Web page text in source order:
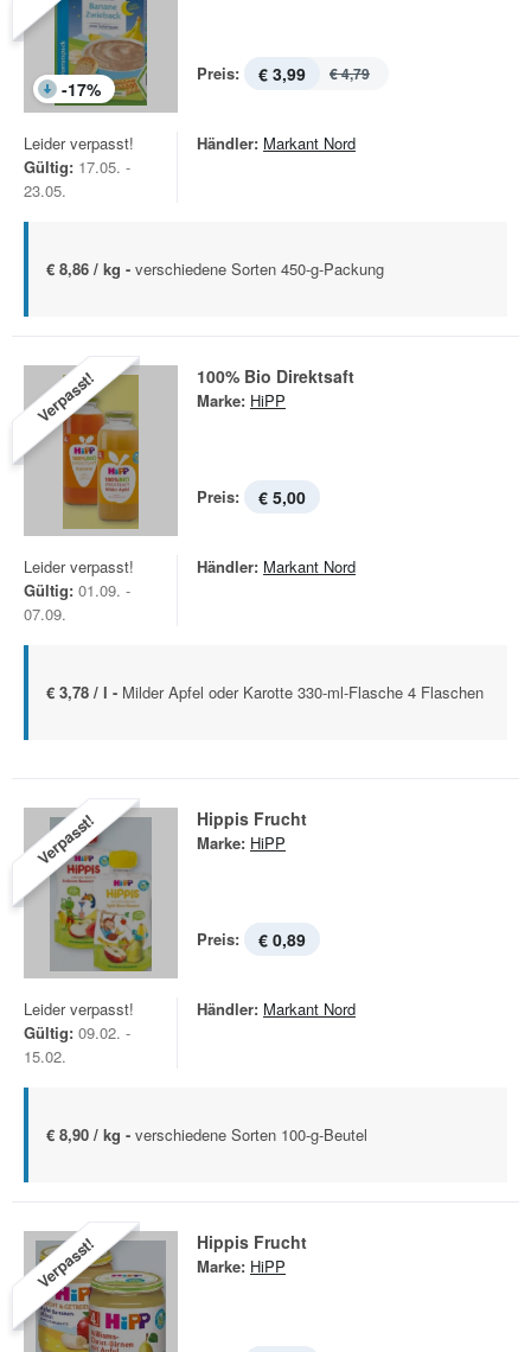
-17%
Preis: € 3,99 € 4,79
Leider verpasst!
Gültig: 17.05. -
23.05.
Händler: Markant Nord
€ 8,86 / kg - verschiedene Sorten 450-g-Packung
Verpasst! 100% Bio Direktsaft
Marke: HiPP
Preis: € 5,00
Leider verpasst!
Gültig: 01.09. -
07.09.
Händler: Markant Nord
€ 3,78 / l - Milder Apfel oder Karotte 330-ml-Flasche 4 Flaschen
Verpasst! Hippis Frucht
Marke: HiPP
Preis: € 0,89
Leider verpasst!
Gültig: 09.02. -
15.02.
Händler: Markant Nord
€ 8,90 / kg - verschiedene Sorten 100-g-Beutel
Verpasst! Hippis Frucht
Marke: HiPP